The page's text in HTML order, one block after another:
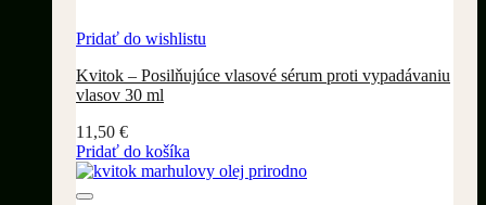
Pridať do wishlistu
Kvitok – Posilňujúce vlasové sérum proti vypadávaniu
vlasov 30 ml
11,50 €
Pridať do košíka